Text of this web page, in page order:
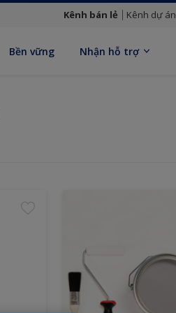
Kênh bán lẻ Kênh dự án
Bền vững Nhận hỗ trợ